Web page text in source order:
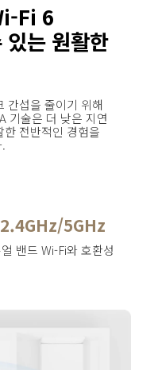
Fi 6
있는 원활한
간섭을 줄이기 위해
기술은 더 낮은 지연
전반적인 경험을
2.4GHz/5GHz
밴드 Wi-Fi와 호환성